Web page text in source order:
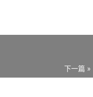
下一篇 »